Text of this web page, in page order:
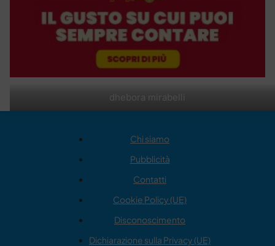
dhebora mirabelli
Chi siamo
Pubblicità
Contatti
Cookie Policy (UE)
Disconoscimento
Dichiarazione sulla Privacy (UE)